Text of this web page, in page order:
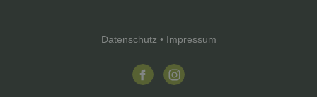
Datenschutz • Impressum